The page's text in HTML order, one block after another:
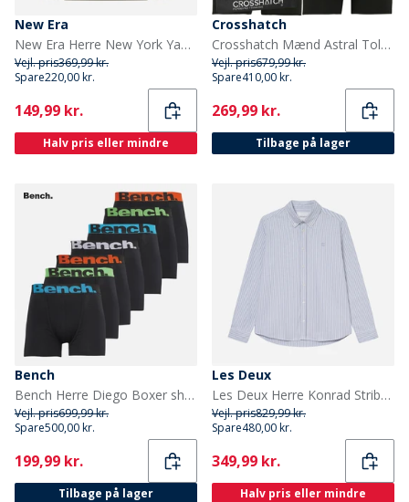
New Era
New Era Herre New York Yankees Sweatshirt Novwhi
Vejl. pris369,99 kr.
Spare220,00 kr.
Current
149,99 kr.
Halv pris eller mindre
Crosshatch
Crosshatch Mænd Astral Tolv Pakke Boxers Sort
Vejl. pris679,99 kr.
Spare410,00 kr.
Current
269,99 kr.
Tilbage på lager
Bench
Bench Herre Diego Boxer shorts Sort
Vejl. pris699,99 kr.
Spare500,00 kr.
Current
199,99 kr.
Tilbage på lager
Les Deux
Les Deux Herre Konrad Stribet Oxford Skjorte Allure
Vejl. pris829,99 kr.
Spare480,00 kr.
Current
349,99 kr.
Halv pris eller mindre